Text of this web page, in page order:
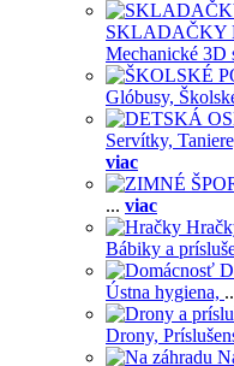
SKLADAČKY
Mechanické 3D
Glóbusy,
Servítky,
viac
... viac
Bábiky a
Ústna hygiena,
Drony,